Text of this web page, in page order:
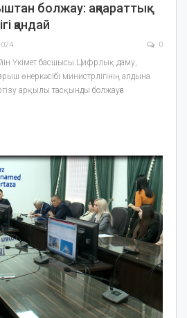
болжау: ақпараттық
қандай
0
Үкімет басшысы Цифрлық даму,
өнеркәсібі министрлігінің алдына
арқылы тасқынды болжауға